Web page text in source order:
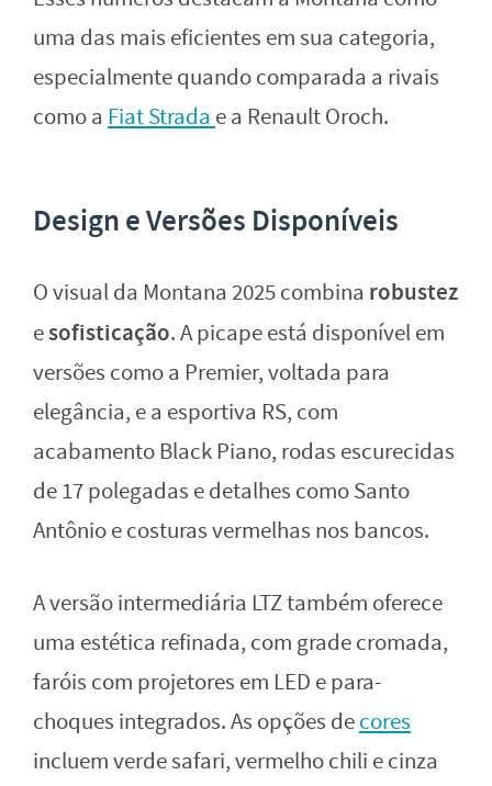
uma das mais eficientes em sua categoria,
especialmente quando comparada a rivais
como a Fiat Strada e a Renault Oroch.
Design e Versões Disponíveis
O visual da Montana 2025 combina robustez
esofisticação. A picape está disponível em
versões como a Premier, voltada para
elegância, e a esportiva RS, com
acabamento Black Piano, rodas escurecidas
de 17 polegadas e detalhes como Santo
Antônio e costuras vermelhas nos bancos.
A versão intermediária LTZ também oferece
uma estética refinada, com grade cromada,
faróis com projetores em LED e para-
choques integrados. As opções decores
incluem verde safari, vermelho chili e cinza